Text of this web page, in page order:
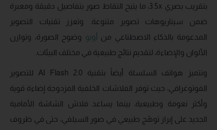
بتقريب بصري 3.5x، ما يتيح التقاط صور بتفاصيل دقيقة ومعبرة
ضمن سيناريوهات تصوير متنوعة. وتعزز تقنيات التصوير
المدعومة بالذكاء الاصطناعي من أوبو وضوح الصورة، وتوازن
الألوان والإضاءة، لتقديم نتائج طبيعية في مختلف البيئات.
وتتميز هواتف السلسلة أيضاً بتقنية AI Flash 2.0 للتصوير
الفوتوغرافي، حيث توفر الفلاشات الخلفية المزدوجة إضاءة قوية
وأكثر نعومة وطبيعية، بينما يساعد فلاش الشاشة الأمامية
الجديد على إبراز توهّج طبيعي في صور السيلفي، حتى في ظروف